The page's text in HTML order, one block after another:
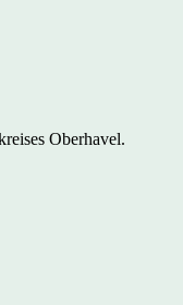
Oberhavel.